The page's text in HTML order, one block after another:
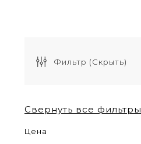
Фильтр (Скрыть)
Свернуть все фильтры
Цена